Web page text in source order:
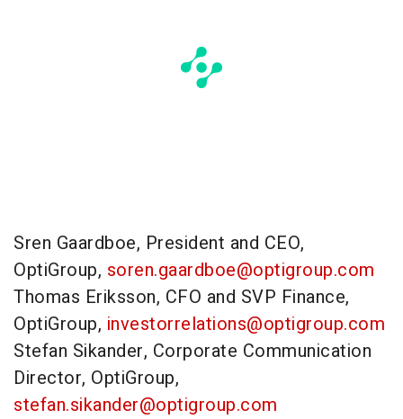
Sren Gaardboe, President and CEO,
OptiGroup, soren.gaardboe@optigroup.com
Thomas Eriksson, CFO and SVP Finance,
OptiGroup, investorrelations@optigroup.com
Stefan Sikander, Corporate Communication
Director, OptiGroup,
stefan.sikander@optigroup.com